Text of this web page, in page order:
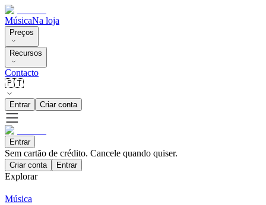
MúsicaNa loja
Preços
Recursos
Contacto
🇵🇹
Entrar Criar conta
Entrar
Sem cartão de crédito. Cancele quando quiser.
Criar conta Entrar
Explorar
Música